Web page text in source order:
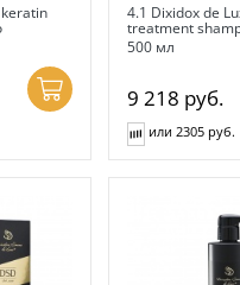
4.1 Dixidox de
treatment
500 мл
9 218 руб.
или 2305 руб.